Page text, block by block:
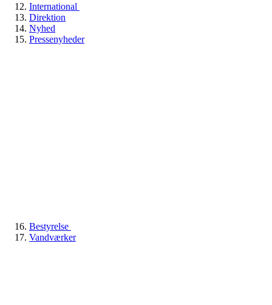
International
Direktion
Nyhed
Pressenyheder
Bestyrelse
Vandværker